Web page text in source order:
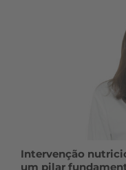
Intervenção
um pilar